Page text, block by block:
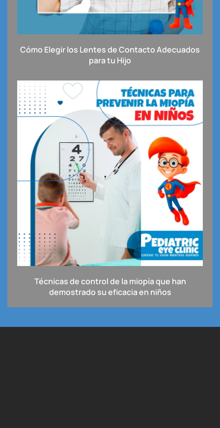
Cómo Elegir los Lentes de Contacto Adecuados
para tu Hijo
Técnicas de control de la miopía que han
demostrado su eficacia en niños